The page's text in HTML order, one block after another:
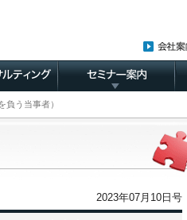
負う当事者）
2023年07月10日号